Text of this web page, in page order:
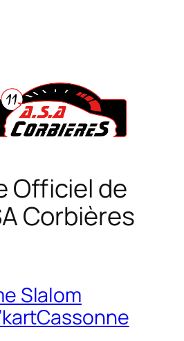
Officiel de
Corbières
Slalom